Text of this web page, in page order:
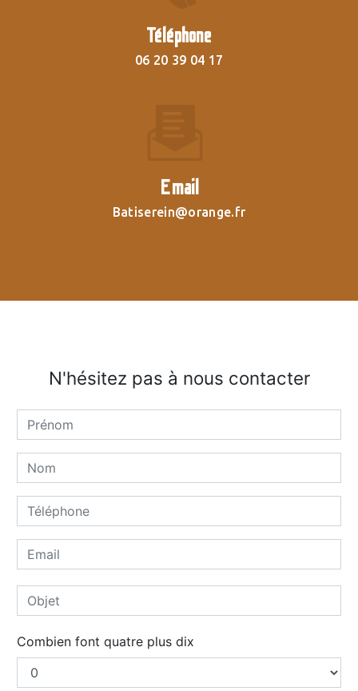
Téléphone
06 20 39 04 17
Email
batiserein@orange.fr
N'hésitez pas à nous contacter
Combien font quatre plus dix